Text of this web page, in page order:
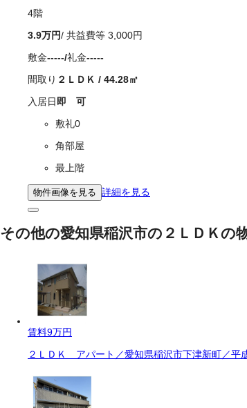
4階
3.9万円/ 共益費等 3,000円
敷金-----/礼金-----
間取り ２ＬＤＫ / 44.28㎡
入居日 即 可
敷礼0
角部屋
最上階
物件画像を見る 詳細を見る
その他の愛知県稲沢市の２ＬＤＫの
賃料9万円
２ＬＤＫ アパート／愛知県稲沢市下津新町／平